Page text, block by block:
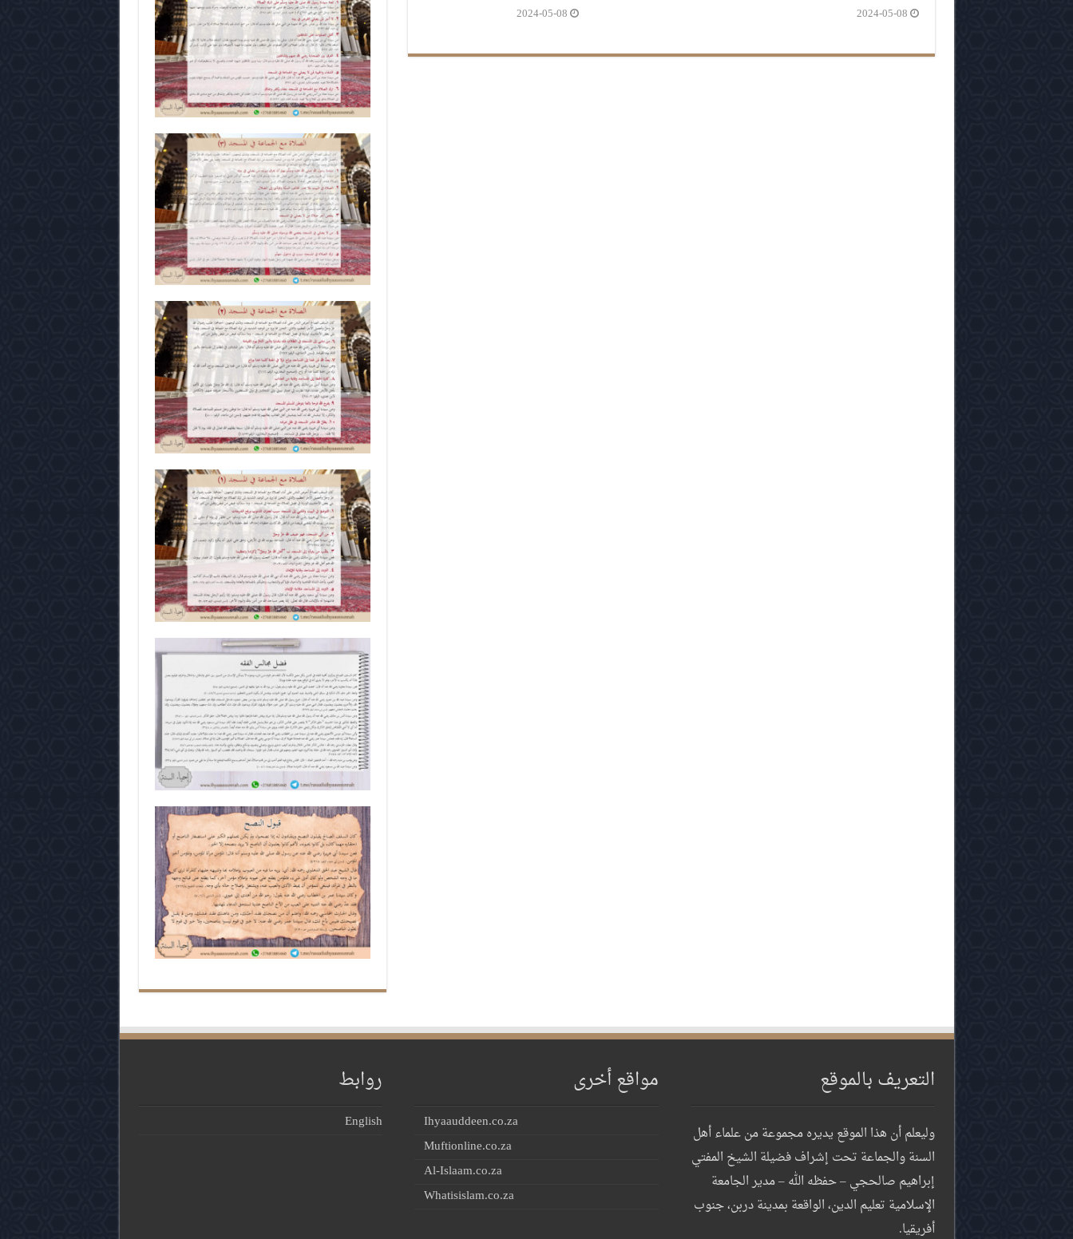
2024-05-08
2024-05-08
التعريف بالموقع
وليعلم أن هذا الموقع يديره مجموعة من علماء أهل
السنة والجماعة تحت إشراف فضيلة الشيخ المفتي
إبراهيم صالحجي – حفظه الله – مدير الجامعة
الإسلامية تعليم الدين، الواقعة بمدينة دربن، جنوب
أفريقيا.
مواقع أخرى
Ihyaauddeen.co.za
Muftionline.co.za
Al-Islaam.co.za
Whatisislam.co.za
روابط
English